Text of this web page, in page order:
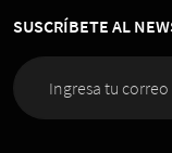
01 de
Espacio Riesco
SUSCRÍBETE AL